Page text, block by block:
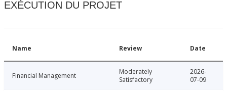
EXÉCUTION DU PROJET
Name Review Date
Financial Management
Moderately
Satisfactory
2026-
07-09